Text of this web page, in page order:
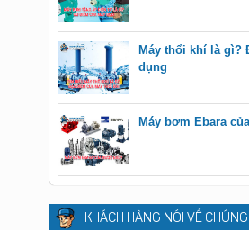
Máy thổi khí là gì?
dụng
Máy bơm Ebara
KHÁCH HÀNG NÓI VỀ